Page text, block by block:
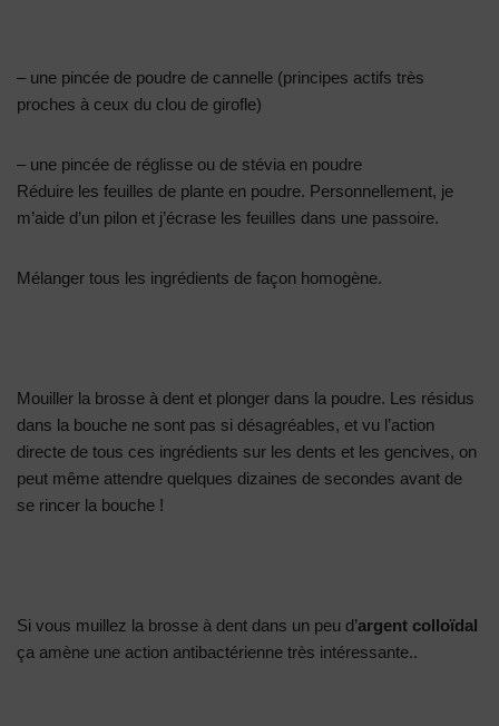
– une pincée de poudre de cannelle (principes actifs très
proches à ceux du clou de girofle)
– une pincée de réglisse ou de stévia en poudre
Réduire les feuilles de plante en poudre. Personnellement, je
m’aide d’un pilon et j’écrase les feuilles dans une passoire.
Mélanger tous les ingrédients de façon homogène.
Mouiller la brosse à dent et plonger dans la poudre. Les résidus
dans la bouche ne sont pas si désagréables, et vu l’action
directe de tous ces ingrédients sur les dents et les gencives, on
peut même attendre quelques dizaines de secondes avant de
se rincer la bouche !
Si vous muillez la brosse à dent dans un peu d’argent colloïdal
ça amène une action antibactérienne très intéressante..